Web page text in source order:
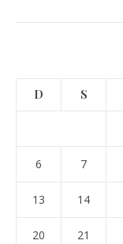
D S
6 7
13 14
20 21